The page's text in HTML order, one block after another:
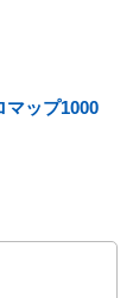
マップ1000